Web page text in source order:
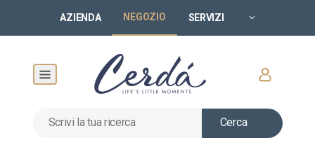
AZIENDA NEGOZIO SERVIZI
Cerca